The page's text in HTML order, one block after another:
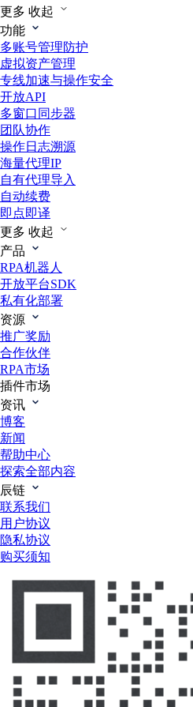
更多 收起
功能
多账号管理防护
虚拟资产管理
专线加速与操作安全
开放API
多窗口同步器
团队协作
操作日志溯源
海量代理IP
自有代理导入
自动续费
即点即译
更多 收起
产品
RPA机器人
开放平台SDK
私有化部署
资源
推广奖励
合作伙伴
RPA市场
插件市场
资讯
博客
新闻
帮助中心
探索全部内容
辰链
联系我们
用户协议
隐私协议
购买须知